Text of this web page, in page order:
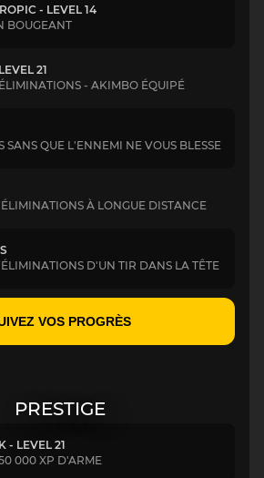
- LEVEL 14
BOUGEANT
21
ÉLIMINATIONS - AKIMBO ÉQUIPÉ
SANS QUE L'ENNEMI NE VOUS BLESSE
ÉLIMINATIONS À LONGUE DISTANCE
ÉLIMINATIONS D'UN TIR DANS LA TÊTE
VOS PROGRÈS
PRESTIGE
- LEVEL 21
000 XP D'ARME